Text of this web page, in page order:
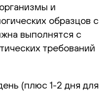
и
образцов с
выполнятся с
требований
(плюс 1-2 дня для